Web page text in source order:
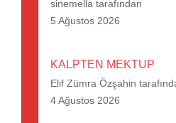
sinemella tarafından
5 Ağustos 2026
KALPTEN MEKTUP
Elif Zümra Özşahin
4 Ağustos 2026